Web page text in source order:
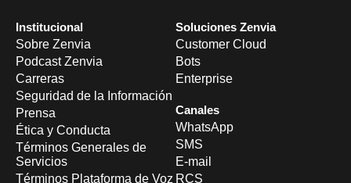
Institucional
Sobre Zenvia
Podcast Zenvia
Carreras
Seguridad de la Información
Prensa
Ética y Conducta
Términos Generales de
Servicios
Términos Plataforma de Voz
Soluciones Zenvia
Customer Cloud
Bots
Enterprise
Canales
WhatsApp
SMS
E-mail
RCS